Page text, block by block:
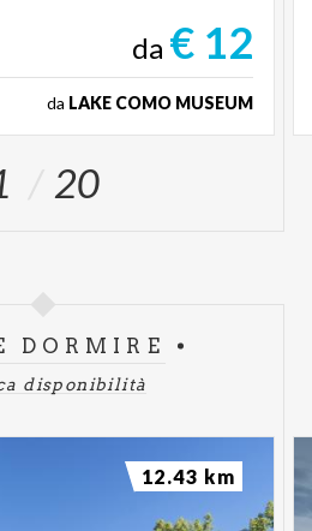
da € 12
da LAKE COMO MUSEUM
20
DORMIRE
disponibilità
12.43 km